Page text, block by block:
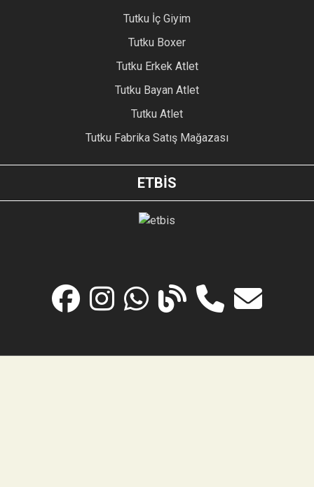
Tutku İç Giyim
Tutku Boxer
Tutku Erkek Atlet
Tutku Bayan Atlet
Tutku Atlet
Tutku Fabrika Satış Mağazası
ETBİS